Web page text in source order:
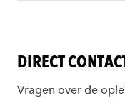
DIRECT
Vragen over de